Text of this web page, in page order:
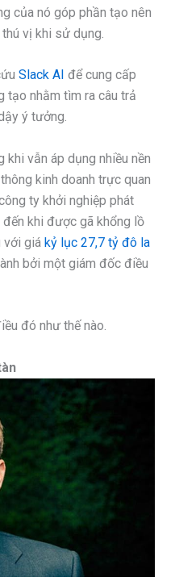
của nó góp phần tạo nên
vị khi sử dụng.
Slack AI để cung cấp
tạo nhằm tìm ra câu trả
ý tưởng.
khi vẫn áp dụng nhiều nền
kinh doanh trực quan
ty khởi nghiệp phát
khi được gã khổng lồ
với giá kỷ lục 27,7 tỷ đô la
bởi một giám đốc điều
đó như thế nào.